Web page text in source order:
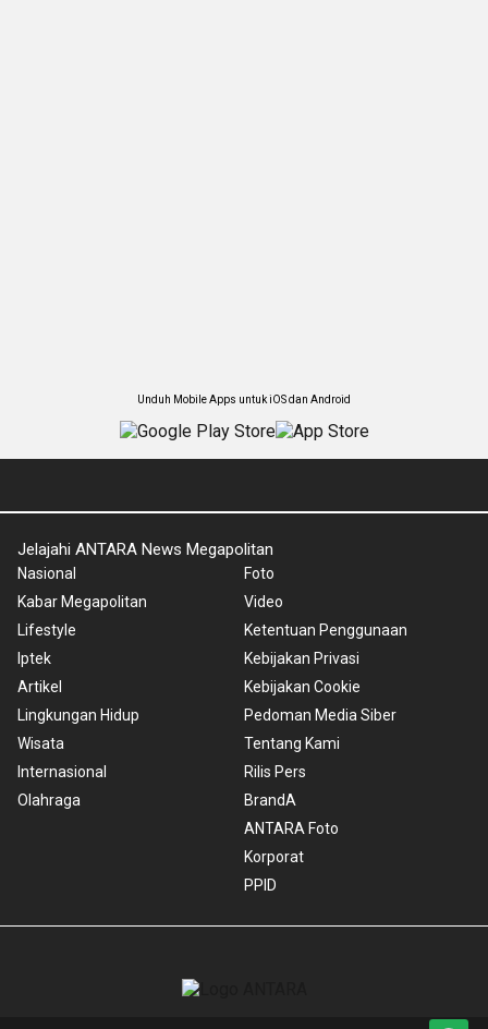
Unduh Mobile Apps untuk iOS dan Android
Jelajahi ANTARA News Megapolitan
Nasional
Kabar Megapolitan
Lifestyle
Iptek
Artikel
Lingkungan Hidup
Wisata
Internasional
Olahraga
Foto
Video
Ketentuan Penggunaan
Kebijakan Privasi
Kebijakan Cookie
Pedoman Media Siber
Tentang Kami
Rilis Pers
BrandA
ANTARA Foto
Korporat
PPID